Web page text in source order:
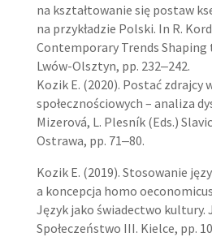
na kształtowanie się postaw
na przykładzie Polski. In R.
Contemporary Trends Shaping
Lwów-Olsztyn, pp. 232‒242.
Kozik E. (2020). Postać zdrajcy
społecznościowych – analiza
Mizerová, L. Plesník (Eds.)
Ostrawa, pp. 71‒80.
Kozik E. (2019). Stosowanie
a koncepcja homo
Język jako świadectwo kultury.
Społeczeństwo III. Kielce, pp.